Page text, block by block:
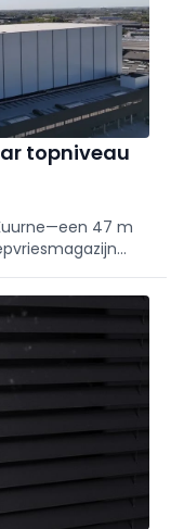
topniveau
47 m